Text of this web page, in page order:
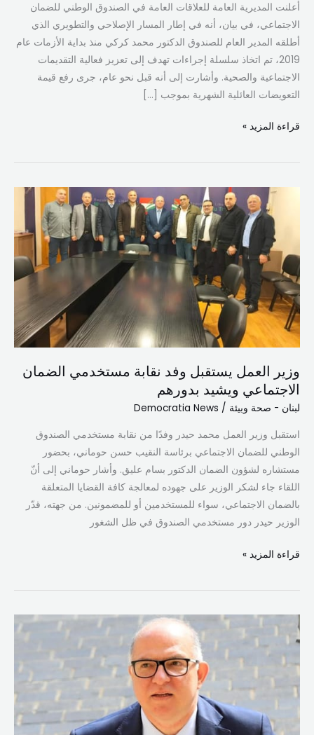
أعلنت المديرية العامة للعلاقات العامة في الصندوق الوطني للضمان
الاجتماعي، في بيان، أنه في إطار المسار الإصلاحي والتطويري الذي
أطلقه المدير العام للصندوق الدكتور محمد كركي منذ بداية الأزمات عام
2019، تم اتخاذ سلسلة إجراءات تهدف إلى تعزيز فعالية التقديمات
الاجتماعية والصحية. وأشارت إلى أنه قبل نحو عام، جرى رفع قيمة
التعويضات العائلية الشهرية بموجب […]
قراءة المزيد »
وزير العمل يستقبل وفد نقابة مستخدمي الضمان
الاجتماعي ويشيد بدورهم
لبنان - صحة وبيئة /
Democratia News
استقبل وزير العمل محمد حيدر وفدًا من نقابة مستخدمي الصندوق
الوطني للضمان الاجتماعي برئاسة النقيب حسن حوماني، بحضور
مستشاره لشؤون الضمان الدكتور بسام عليق. وأشار حوماني إلى أنّ
اللقاء جاء لشكر الوزير على جهوده لمعالجة كافة القضايا المتعلقة
بالضمان الاجتماعي، سواء للمستخدمين أو للمضمونين. من جهته، قدّر
الوزير حيدر دور مستخدمي الصندوق في ظل الشغور
يستقبل
نقابة
مستخدمي
الضمان
الاجتماعي
ويشيد
قراءة المزيد »
مذكرة
من
وزير
العمل
بحظر
إعلان
مكاتب